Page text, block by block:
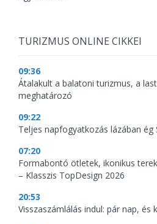
TURIZMUS ONLINE CIKKEI
09:36
Átalakult a balatoni turizmus, a
meghatározó
09:22
Teljes napfogyatkozás lázában ég
07:20
Formabontó ötletek, ikonikus
– Klasszis TopDesign 2026
20:53
Visszaszámlálás indul: pár nap, és